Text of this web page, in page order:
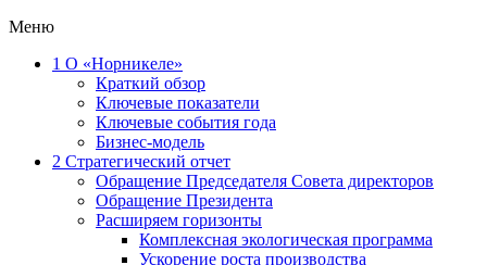
Меню
1 О «Норникеле»
Краткий обзор
Ключевые показатели
Ключевые события года
Бизнес-модель
2 Стратегический отчет
Обращение Председателя Совета директоров
Обращение Президента
Расширяем горизонты
Комплексная экологическая программа
Ускорение роста производства